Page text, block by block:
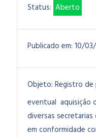
Status: Aberto
Publicado em: 10/
Objeto: Registro
eventual aquisição
diversas
em conformidade